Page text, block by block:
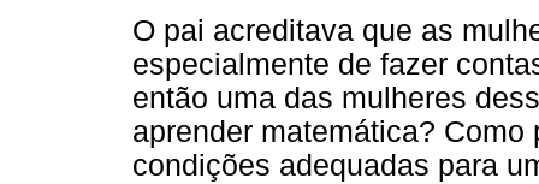
O pai acreditava que as
especialmente de fazer
então uma das mulheres
aprender matemática?
condições adequadas para